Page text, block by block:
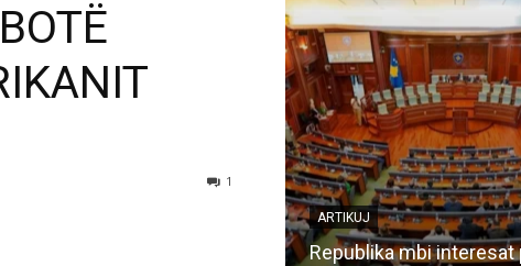
1
ARTIKUJ
Republika mbi interesat